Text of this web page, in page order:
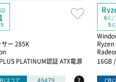
ー 285K
PLATINUM認証 ATX電源
スコア
6C /
5
Ryzen
16GB
CPU